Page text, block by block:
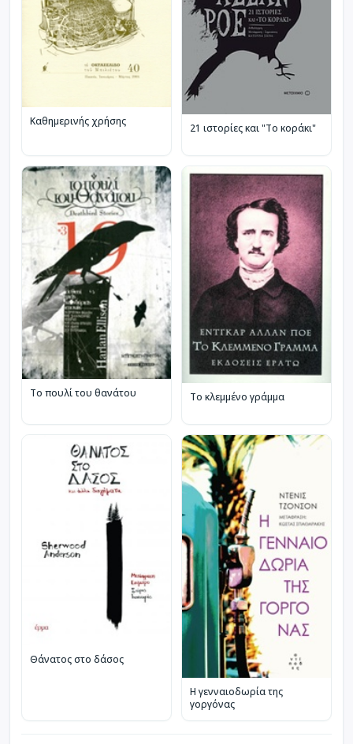
Καθημερινής χρήσης 21 ιστορίες και "Το κοράκι"
Το πουλί του θανάτου Το κλεμμένο γράμμα
Θάνατος στο δάσος
Η γενναιοδωρία της
γοργόνας